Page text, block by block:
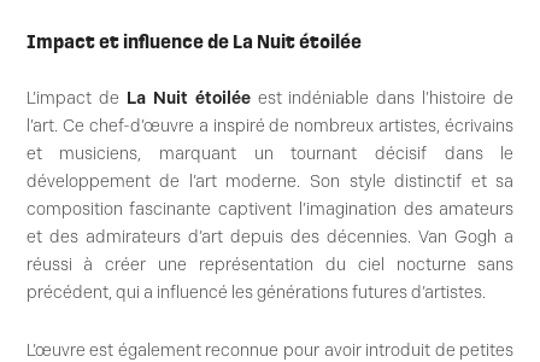
Impact et influence de La Nuit étoilée
L’impact de La Nuit étoiléeest indéniable dans l’histoire de
l’art. Ce chef-d’œuvre a inspiré de nombreux artistes, écrivains
et musiciens, marquant un tournant décisif dans le
développement de l’art moderne. Son style distinctif et sa
composition fascinante captivent l’imagination des amateurs
et des admirateurs d’art depuis des décennies. Van Gogh a
réussi à créer une représentation du ciel nocturne sans
précédent, qui a influencé les générations futures d’artistes.
L’œuvre est également reconnue pour avoir introduit de petites